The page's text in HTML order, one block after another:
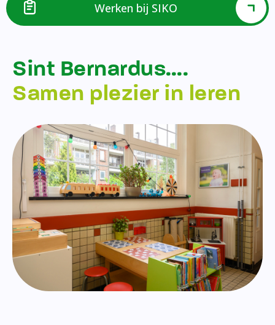
Werken bij SIKO
Sint Bernardus….
Samen plezier in leren